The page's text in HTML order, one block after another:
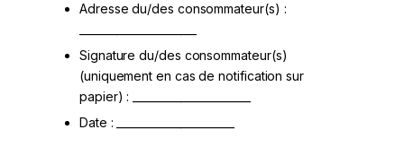
Adresse du/des consommateur(s) :
Signature du/des consommateur(s)
(uniquement en cas de notification sur
papier) : ______________________
Date : ______________________